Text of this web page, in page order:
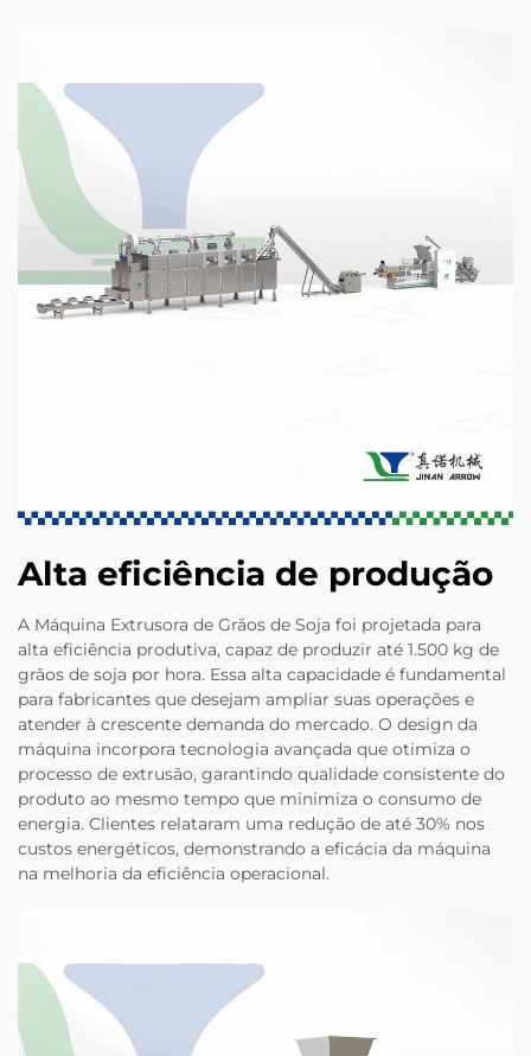
Alta eficiência de produção
A Máquina Extrusora de Grãos de Soja foi projetada para
alta eficiência produtiva, capaz de produzir até 1.500 kg de
grãos de soja por hora. Essa alta capacidade é fundamental
para fabricantes que desejam ampliar suas operações e
atender à crescente demanda do mercado. O design da
máquina incorpora tecnologia avançada que otimiza o
processo de extrusão, garantindo qualidade consistente do
produto ao mesmo tempo que minimiza o consumo de
energia. Clientes relataram uma redução de até 30% nos
custos energéticos, demonstrando a eficácia da máquina
na melhoria da eficiência operacional.